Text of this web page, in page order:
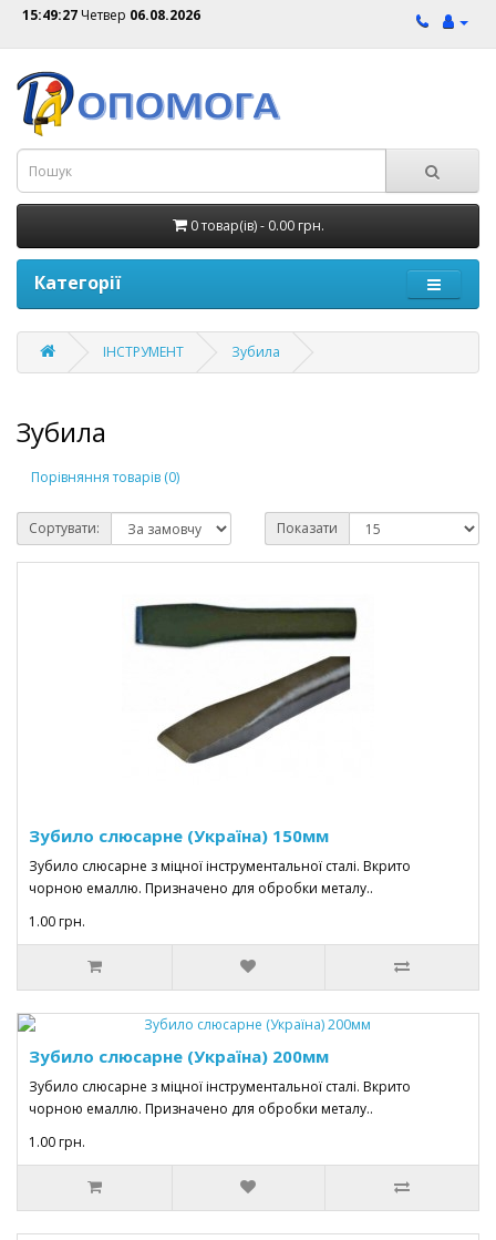
15:49:27 Четвер 06.08.2026
0 товар(ів) - 0.00 грн.
Категорії
ІНСТРУМЕНТ Зубила
Зубила
Порівняння товарів (0)
Сортувати: Показати
Зубило слюсарне (Україна) 150мм
Зубило слюсарне з міцної інструментальної сталі. Вкрито
чорною емаллю. Призначено для обробки металу..
1.00 грн.
Зубило слюсарне (Україна) 200мм
Зубило слюсарне з міцної інструментальної сталі. Вкрито
чорною емаллю. Призначено для обробки металу..
1.00 грн.